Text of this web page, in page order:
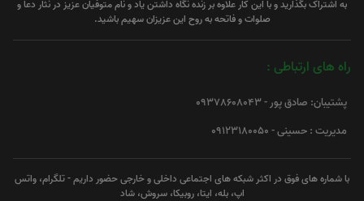
به اشتراک بگذارید و با این کار علاوه بر زنده نگاه داشتن یاد و نام متوفیان عزیز در نثار دعا و
صلوات و فاتحه به روح این عزیزان سهیم باشید.
راه های ارتباطی :
پشتیبان: صادق پور - 09378608043
مدیریت : حسینی - 09123180050
با شماره های فوق در اکثر شبکه های اجتماعی داخلی و خارجی حضور داریم - تلگرام، واتس
اپ، بله، ایتا، روبیکا، سروش، شاد